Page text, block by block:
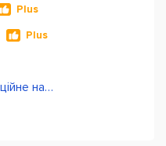
Plus
Plus
Green Forest. Дистанційне навчання